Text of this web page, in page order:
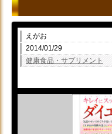
えがお
2014/01/29
健康食品・サプリメント